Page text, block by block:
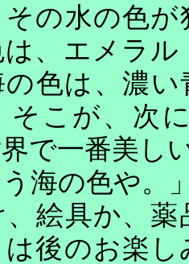
その水の色
、エメラ
色は、濃
そこが、次
で一番美し
う海の色や。
、絵具か、
は後のお楽